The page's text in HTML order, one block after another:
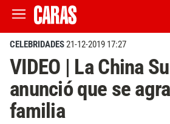
CELEBRIDADES21-12-2019 17:27
VIDEO | La China
anunció que se
familia